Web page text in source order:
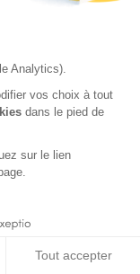
Analytics).
vos choix à tout
dans le pied de
sur le lien
Tout accepter
des permis de